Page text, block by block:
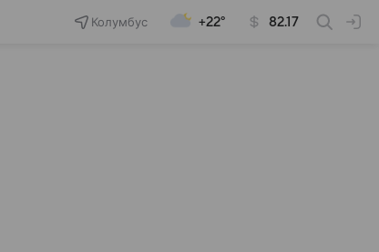
Колумбус +22° 82.17